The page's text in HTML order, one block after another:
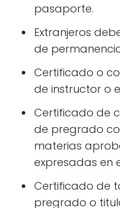
pasaporte.
Extranjeros
de
Certificado o
de instructor o
Certificado de
de pregrado
materias
expresadas en
Certificado de
pregrado o